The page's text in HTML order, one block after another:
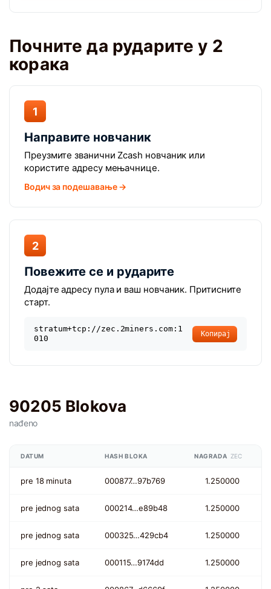
Почните да рударите у 2
корака
1
Направите новчаник
Преузмите званични Zcash новчаник или
користите адресу мењачнице.
Водич за подешавање →
2
Повежите се и рударите
Додајте адресу пула и ваш новчаник. Притисните
старт.
stratum+tcp://zec.2miners.com:1
010
Копирај
90205 Blokova
nađeno
DATUM HASH BLOKA NAGRADA ZEC
pre 18 minuta 000877…97b769 1.250000
pre jednog sata 000214…e89b48 1.250000
pre jednog sata 000325…429cb4 1.250000
pre jednog sata 000115…9174dd 1.250000